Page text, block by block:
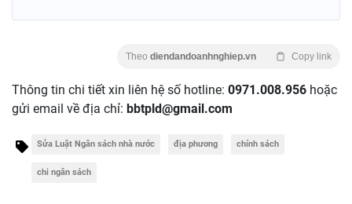
Theo diendandoanhnghiep.vn Copy link
Thông tin chi tiết xin liên hệ số hotline: 0971.008.956 hoặc
gửi email về địa chỉ: bbtpld@gmail.com
Sửa Luật Ngân sách nhà nước địa phương chính sách
chi ngân sách